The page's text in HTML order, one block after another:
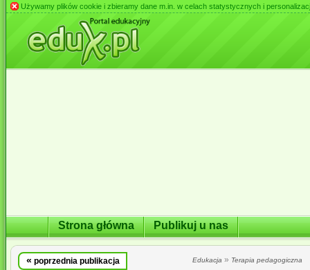
Używamy plików cookie i zbieramy dane m.in. w celach statystycznych i
Strona główna Publikuj u nas
« poprzednia publikacja Edukacja » Terapia pedagogiczna